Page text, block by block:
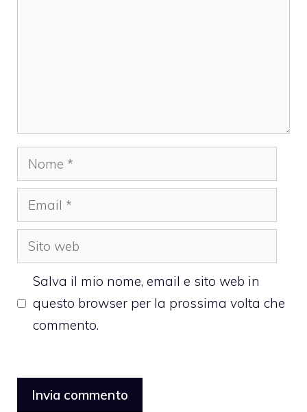
Nome
Email
Sito
web
Salva il mio nome, email e sito web in
questo browser per la prossima volta che
commento.